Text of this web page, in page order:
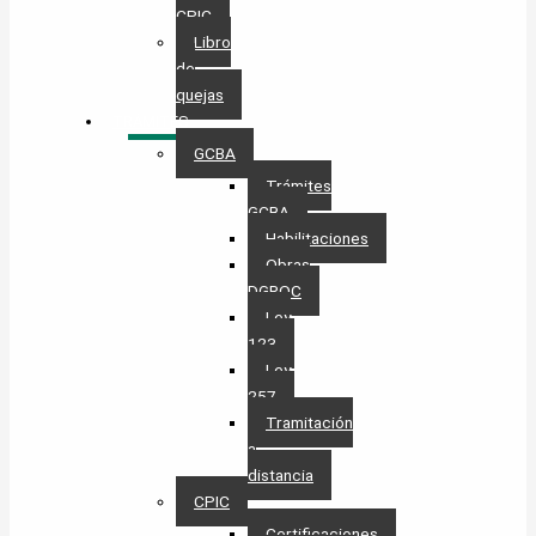
CPIC
Libro
de
quejas
TRÁMITES
GCBA
Trámites
GCBA
Habilitaciones
Obras
DGROC
Ley
123
Ley
257
Tramitación
a
distancia
CPIC